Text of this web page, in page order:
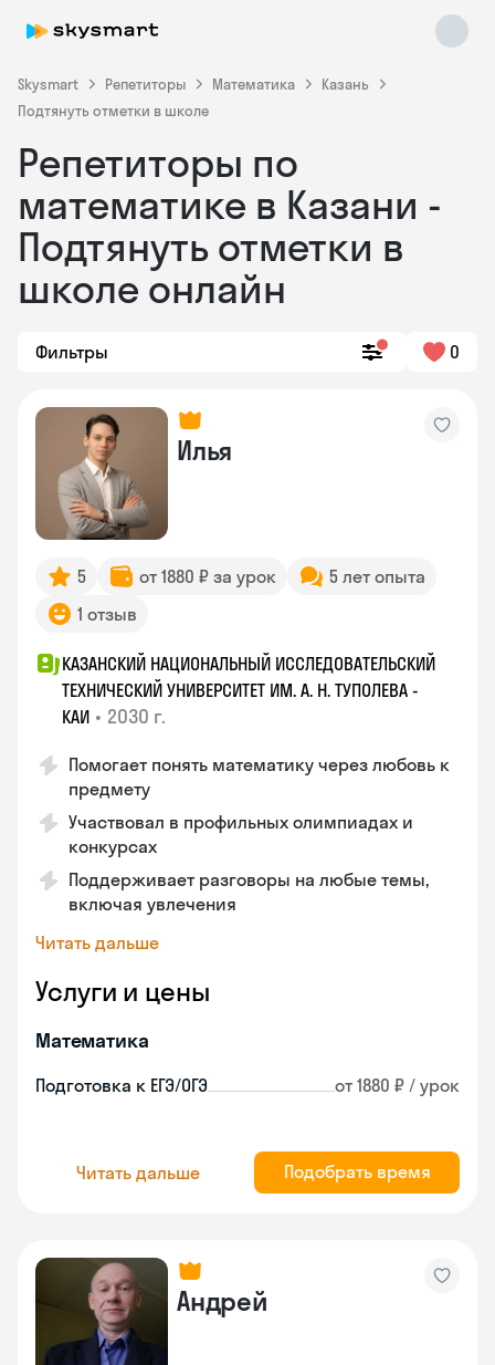
Skysmart Репетиторы Математика
Казань
Подтянуть отметки в школе
Репетиторы по
математике в Казани -
Подтянуть отметки в
школе онлайн
Фильтры 0
Илья
5 от 1880 ₽ за урок
5 лет опыта
1 отзыв
КАЗАНСКИЙ НАЦИОНАЛЬНЫЙ ИССЛЕДОВАТЕЛЬСКИЙ
ТЕХНИЧЕСКИЙ УНИВЕРСИТЕТ ИМ. А. Н. ТУПОЛЕВА -
КАИ • 2030 г.
Помогает понять математику через любовь к
предмету
Участвовал в профильных олимпиадах и
конкурсах
Поддерживает разговоры на любые темы,
включая увлечения
Читать дальше
Услуги и цены
Математика
Подготовка к ЕГЭ/ОГЭ от 1880 ₽ / урок
Читать дальше Подобрать время
Андрей
Skysmart Chat